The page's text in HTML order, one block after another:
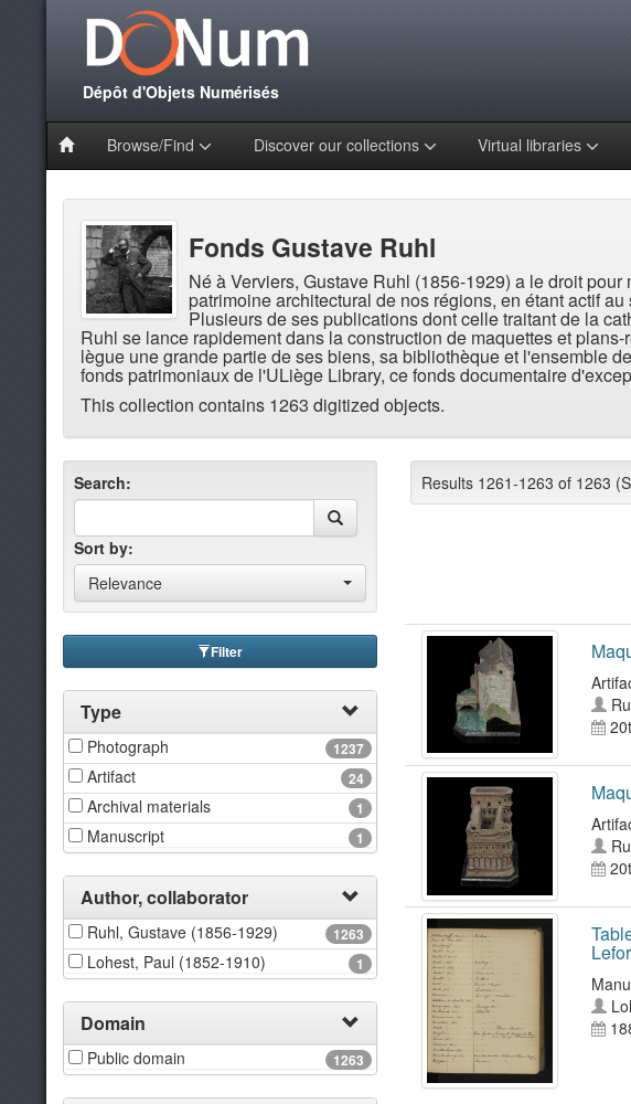
Dépôt d'Objets Numérisés
Browse/Find Discover our collections Virtual libraries
Fonds Gustave Ruhl
Né à Verviers, Gustave Ruhl (1856-1929) a le droit
patrimoine architectural de nos régions, en étant actif
Plusieurs de ses publications dont celle traitant de la
Ruhl se lance rapidement dans la construction de maquettes et
lègue une grande partie de ses biens, sa bibliothèque et l'ensemble
fonds patrimoniaux de l'ULiège Library, ce fonds documentaire
This collection contains 1263 digitized objects.
Results 1261-1263 of 1263
Search:
Sort by:
Relevance
Filter
Type
1237
Photograph
24
Artifact
1
Archival materials
1
Manuscript
Author, collaborator
1263
Ruhl, Gustave (1856-1929)
1
Lohest, Paul (1852-1910)
Domain
1263
Public domain